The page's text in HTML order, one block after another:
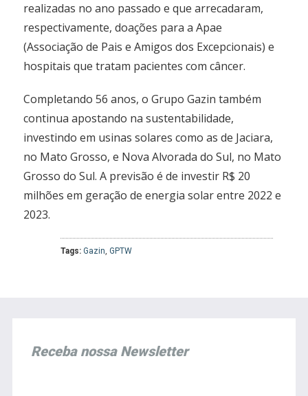
realizadas no ano passado e que arrecadaram,
respectivamente, doações para a Apae
(Associação de Pais e Amigos dos Excepcionais) e
hospitais que tratam pacientes com câncer.
Completando 56 anos, o Grupo Gazin também
continua apostando na sustentabilidade,
investindo em usinas solares como as de Jaciara,
no Mato Grosso, e Nova Alvorada do Sul, no Mato
Grosso do Sul. A previsão é de investir R$ 20
milhões em geração de energia solar entre 2022 e
2023.
Tags: Gazin, GPTW
Receba nossa Newsletter